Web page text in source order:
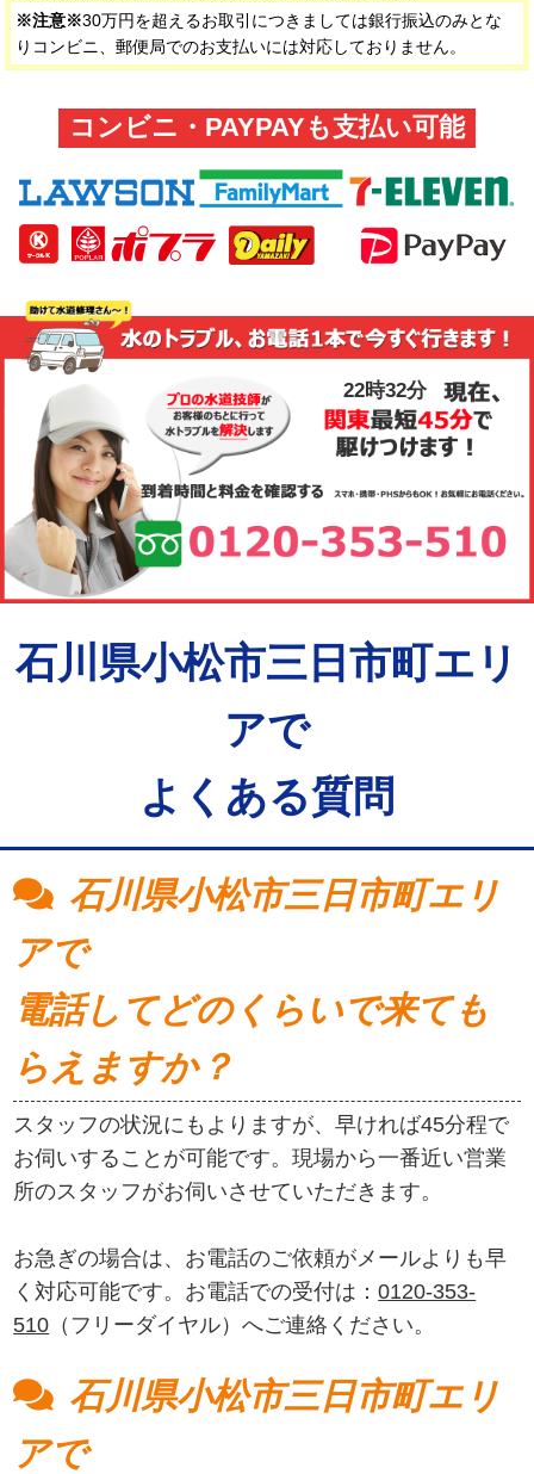
※注意※30万円を超えるお取引につきましては銀行振込のみとな
りコンビニ、郵便局でのお支払いには対応しておりません。
コンビニ・PAYPAYも支払い可能
22時32分
石川県小松市三日市町エリ
アで
よくある質問
石川県小松市三日市町エリ
アで
電話してどのくらいで来ても
らえますか？
スタッフの状況にもよりますが、早ければ45分程で
お伺いすることが可能です。現場から一番近い営業
所のスタッフがお伺いさせていただきます。
お急ぎの場合は、お電話のご依頼がメールよりも早
く対応可能です。お電話での受付は：0120-353-
510 （フリーダイヤル）へご連絡ください。
石川県小松市三日市町エリ
アで